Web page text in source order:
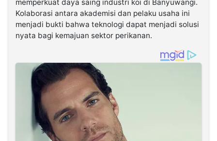
memperkuat daya saing industri koi di Banyuwangi.
Kolaborasi antara akademisi dan pelaku usaha ini
menjadi bukti bahwa teknologi dapat menjadi solusi
nyata bagi kemajuan sektor perikanan.